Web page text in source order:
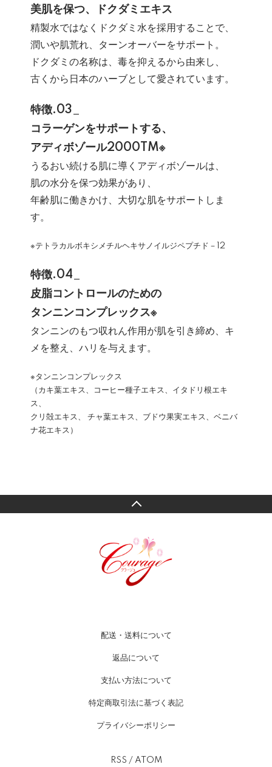
美肌を保つ、ドクダミエキス
精製水ではなくドクダミ水を採用することで、
潤いや肌荒れ、ターンオーバーをサポート。
ドクダミの名称は、毒を抑えるから由来し、
古くから日本のハーブとして愛されています。
特徴.03_
コラーゲンをサポートする、
アディボゾール2000TM※
うるおい続ける肌に導くアディボゾールは、
肌の水分を保つ効果があり、
年齢肌に働きかけ、大切な肌をサポートしま
す。
※テトラカルボキシメチルヘキサノイルジペプチド－12
特徴.04_
皮脂コントロールのための
タンニンコンプレックス※
タンニンのもつ収れん作用が肌を引き締め、キ
メを整え、ハリを与えます。
※タンニンコンプレックス
（カキ葉エキス、コーヒー種子エキス、イタドリ根エキ
ス、
クリ殻エキス、 チャ葉エキス、ブドウ果実エキス、ベニバ
ナ花エキス）
配送・送料について
返品について
支払い方法について
特定商取引法に基づく表記
プライバシーポリシー
RSS / ATOM